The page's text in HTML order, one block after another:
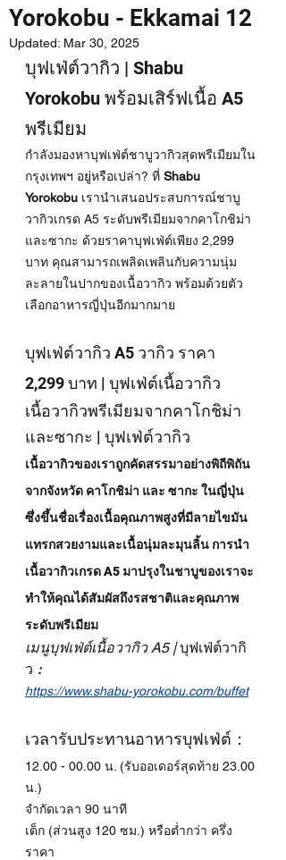
Yorokobu - Ekkamai 12
Updated: Mar 30, 2025
บุฟเฟ่ต์วากิว | Shabu
Yorokobu พร้อมเสิร์ฟเนื้อ A5
พรีเมียม
กำลังมองหาบุฟเฟ่ต์ชาบูวากิวสุดพรีเมียมใน
กรุงเทพฯ อยู่หรือเปล่า? ที่ Shabu
Yorokobu เรานำเสนอประสบการณ์ชาบู
วากิวเกรด A5 ระดับพรีเมียมจากคาโกชิม่า
และซากะ ด้วยราคาบุฟเฟ่ต์เพียง 2,299
บาท คุณสามารถเพลิดเพลินกับความนุ่ม
ละลายในปากของเนื้อวากิว พร้อมด้วยตัว
เลือกอาหารญี่ปุ่นอีกมากมาย
บุฟเฟ่ต์วากิว A5 วากิว ราคา
2,299 บาท | บุฟเฟ่ต์เนื้อวากิว
เนื้อวากิวพรีเมียมจากคาโกชิม่า
และซากะ | บุฟเฟ่ต์วากิว
เนื้อวากิวของเราถูกคัดสรรมาอย่างพิถีพิถัน
จากจังหวัด คาโกชิม่า และ ซากะ ในญี่ปุ่น
ซึ่งขึ้นชื่อเรื่องเนื้อคุณภาพสูงที่มีลายไขมัน
แทรกสวยงามและเนื้อนุ่มละมุนลิ้น การนำ
เนื้อวากิวเกรด A5 มาปรุงในชาบูของเราจะ
ทำให้คุณได้สัมผัสถึงรสชาติและคุณภาพ
ระดับพรีเมียม
เมนูบุฟเฟ่ต์เนื้อวากิว A5 | บุฟเฟ่ต์วากิ
ว ：
https://www.shabu-yorokobu.com/buffet
เวลารับประทานอาหารบุฟเฟ่ต์：
12.00 - 00.00 น. (รับออเดอร์สุดท้าย 23.00
น.)
จำกัดเวลา 90 นาที
เด็ก (ส่วนสูง 120 ซม.) หรือต่ำกว่า ครึ่ง
ราคา